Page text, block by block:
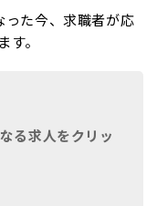
た今、求職者が応
。
る求人をクリッ